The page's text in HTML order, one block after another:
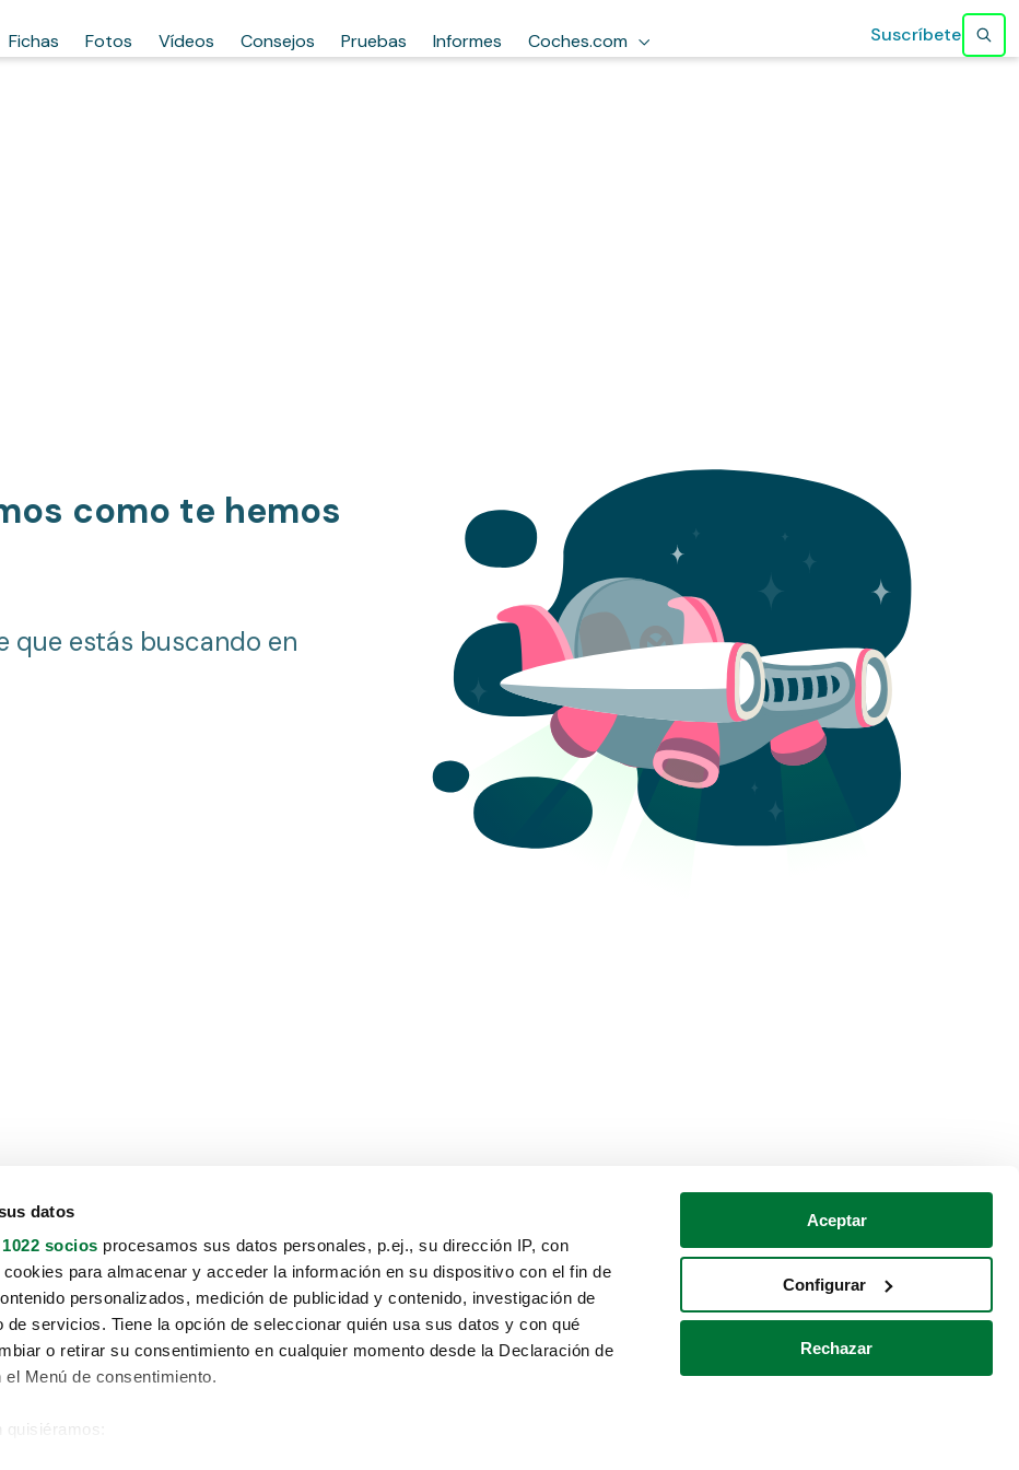
datos
socios procesamos sus datos personales, p.ej., su dirección IP, con
para almacenar y acceder la información en su dispositivo con el fin de
personalizados, medición de publicidad y contenido, investigación de
de servicios. Tiene la opción de seleccionar quién usa sus datos y con qué
o retirar su consentimiento en cualquier momento desde la Declaración de
Menú de consentimiento.
Aceptar
Configurar
Rechazar
Fichas Fotos Vídeos Consejos Pruebas Informes Coches.com Suscríbete
como te hemos
que estás buscando en